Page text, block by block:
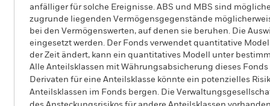
anfälliger für solche Ereignisse. ABS und MBS sind
zugrunde liegenden Vermögensgegenstände
bei den Vermögenswerten, auf denen sie beruhen. Die
eingesetzt werden. Der Fonds verwendet quantitative
der Zeit ändert, kann ein quantitatives Modell unter
Alle Anteilsklassen mit Währungsabsicherung dieses
Derivaten für eine Anteilsklasse könnte ein potenzielles
Anteilsklassen im Fonds bergen. Die